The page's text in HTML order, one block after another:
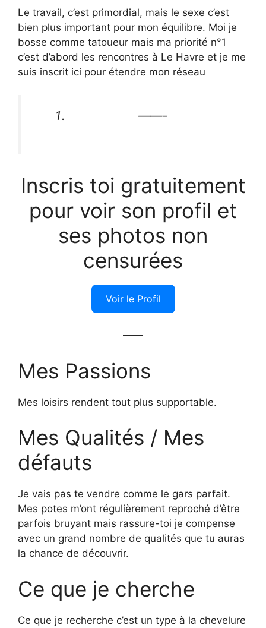
Le travail, c’est primordial, mais le sexe c’est
bien plus important pour mon équilibre. Moi je
bosse comme tatoueur mais ma priorité n°1
c’est d’abord les rencontres à Le Havre et je me
suis inscrit ici pour étendre mon réseau
——-
Inscris toi gratuitement
pour voir son profil et
ses photos non
censurées
Voir le Profil
——
Mes Passions
Mes loisirs rendent tout plus supportable.
Mes Qualités / Mes
défauts
Je vais pas te vendre comme le gars parfait.
Mes potes m’ont régulièrement reproché d’être
parfois bruyant mais rassure-toi je compense
avec un grand nombre de qualités que tu auras
la chance de découvrir.
Ce que je cherche
Ce que je recherche c’est un type à la chevelure